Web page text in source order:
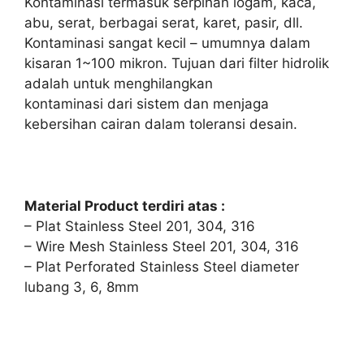
abu, serat, berbagai serat, karet, pasir, dll.
Kontaminasi sangat kecil – umumnya dalam
kisaran 1~100 mikron. Tujuan dari filter hidrolik
adalah untuk menghilangkan
kontaminasi dari sistem dan menjaga
kebersihan cairan dalam toleransi desain.
Material Product terdiri atas :
– Plat Stainless Steel 201, 304, 316
– Wire Mesh Stainless Steel 201, 304, 316
– Plat Perforated Stainless Steel diameter
lubang 3, 6, 8mm